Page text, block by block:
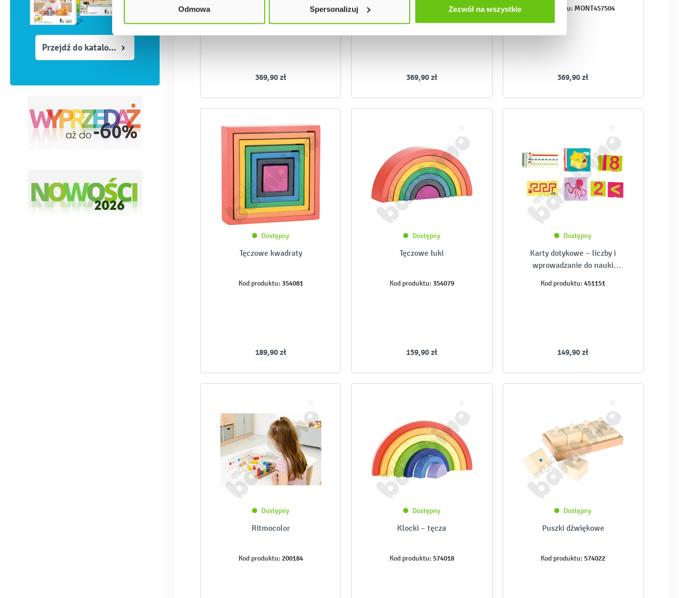
Odmowa Spersonalizuj Zezwól na wszystkie
Przejdź do katalogów
MONT457506
369,90 zł
MONT457505
369,90 zł
Kod produktu: MONT457504
369,90 zł
Dostępny
Tęczowe kwadraty
Kod produktu: 354081
189,90 zł
Dostępny
Tęczowe łuki
Kod produktu: 354079
159,90 zł
Dostępny
Karty dotykowe – liczby i
wprowadzanie do nauki
Kod produktu: 451151
149,90 zł
Dostępny
Ritmocolor
Kod produktu: 200184
Dostępny
Klocki – tęcza
Kod produktu: 574018
Dostępny
Puszki dźwiękowe
Kod produktu: 574022